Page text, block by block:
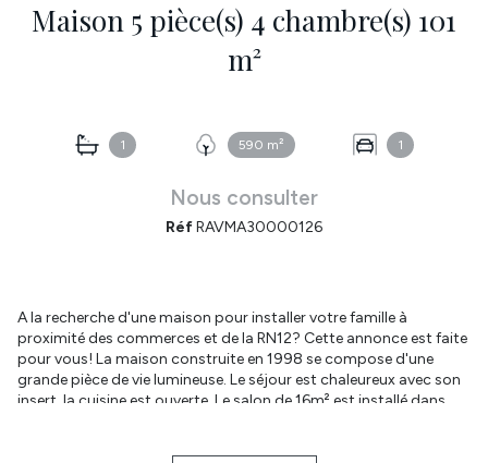
Maison 5 pièce(s) 4 chambre(s) 101
m²
1 590 m² 1
Nous consulter
RéfRAVMA30000126
A la recherche d'une maison pour installer votre famille à
proximité des commerces et de la RN12? Cette annonce est faite
pour vous! La maison construite en 1998 se compose d'une
grande pièce de vie lumineuse. Le séjour est chaleureux avec son
insert, la cuisine est ouverte. Le salon de 16m² est installé dans